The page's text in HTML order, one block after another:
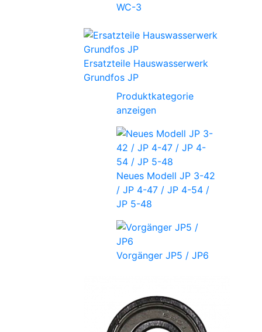
WC-3
Ersatzteile Hauswasserwerk
Grundfos JP
Produktkategorie
anzeigen
Neues Modell JP 3-42
/ JP 4-47 / JP 4-54 /
JP 5-48
Vorgänger JP5 / JP6